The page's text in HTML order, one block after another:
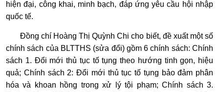
hiện đại, công khai, minh bạch, đáp ứng yêu cầu hội nhập
quốc tế.
Đồng chí Hoàng Thị Quỳnh Chi cho biết, đề xuất một số
chính sách của BLTTHS (sửa đổi) gồm 6 chính sách: Chính
sách 1. Đổi mới thủ tục tố tụng theo hướng tinh gọn, hiệu
quả; Chính sách 2: Đổi mới thủ tục tố tụng bảo đảm phân
hóa và khoan hồng trong xử lý tội phạm; Chính sách 3.